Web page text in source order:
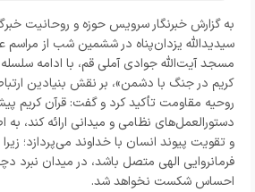
به گزارش خبرنگار سرویس حوزه و روحانیت
سیدیدالله یزدان‌پناه در ششمین شب از مراسم
مسجد آیت‌الله جوادی آملی قم، با ادامه
کریم در جنگ با دشمن»، بر نقش بنیادین
روحیه مقاومت تأکید کرد و گفت: قرآن کریم
دستورالعمل‌های نظامی و میدانی ارائه کند،
و تقویت پیوند انسان با خداوند می‌پردازد؛
فرمانروایی الهی متصل باشد، در میدان
احساس شکست نخواهد شد.